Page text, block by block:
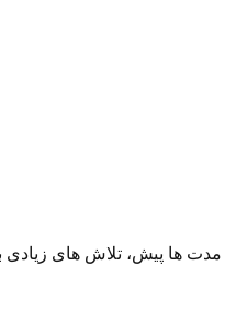
مدت ها پیش، تلاش های